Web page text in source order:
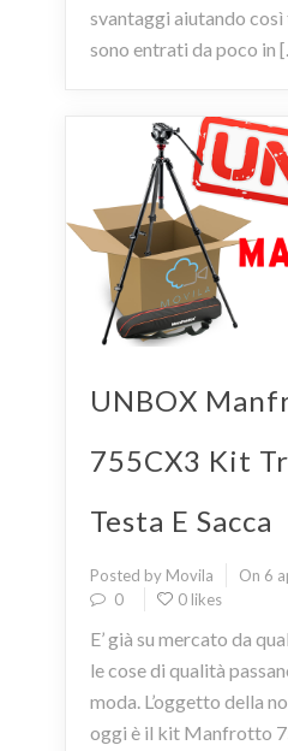
svantaggi aiutando
sono entrati da poco in
UNBOX
755CX3 Kit
Testa E Sacca
Posted by Movila
On 6
0
0 likes
E’ già su mercato da
le cose di qualità
moda. L’oggetto della
oggi è il kit Manfrotto